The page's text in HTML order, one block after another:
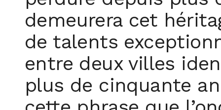
demeurera cet
de talents
entre deux villes
plus de cinquante